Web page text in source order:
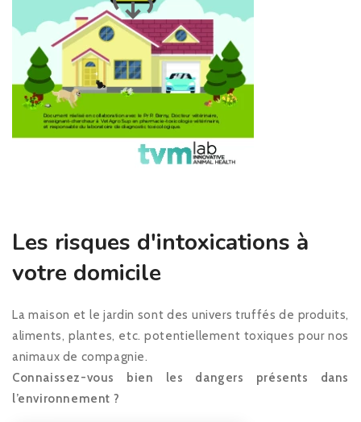
Les risques d'intoxications à
votre domicile
La maison et le jardin sont des univers truffés de produits,
aliments, plantes, etc. potentiellement toxiques pour nos
animaux de compagnie.
Connaissez-vous bien les dangers présents dans
l’environnement ?